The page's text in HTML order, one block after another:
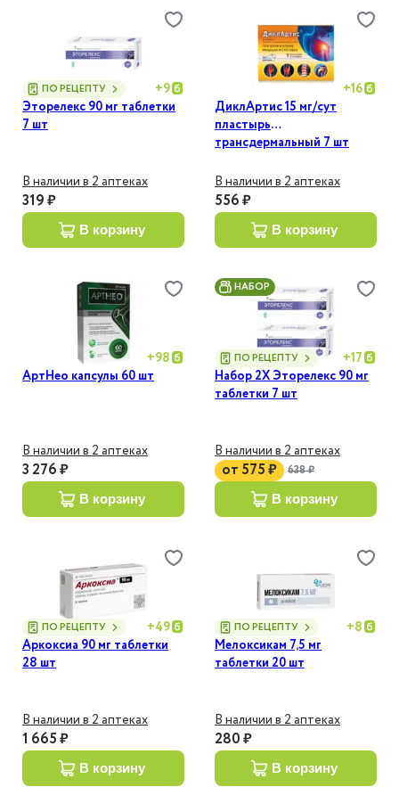
ПО РЕЦЕПТУ +9
Эторелекс 90 мг таблетки
7 шт
В наличии в 2 аптеках
319 ₽
в корзину
+16
ДиклАртис 15 мг/сут
пластырь
трансдермальный 7 шт
В наличии в 2 аптеках
556 ₽
в корзину
+98
АртНео капсулы 60 шт
В наличии в 2 аптеках
3 276 ₽
в корзину
ПО РЕЦЕПТУ
НАБОР
+17
Набор 2Х Эторелекс 90 мг
таблетки 7 шт
В наличии в 2 аптеках
от 575 ₽ 638 ₽
в корзину
ПО РЕЦЕПТУ +49
Аркоксиа 90 мг таблетки
28 шт
В наличии в 2 аптеках
1 665 ₽
в корзину
ПО РЕЦЕПТУ +8
Мелоксикам 7,5 мг
таблетки 20 шт
В наличии в 2 аптеках
280 ₽
в корзину